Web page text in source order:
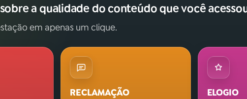
a qualidade do conteúdo que você
em apenas um clique.
RECLAMAÇÃO ELOGIO